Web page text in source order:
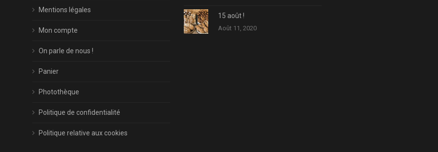
Mentions légales
Mon compte
On parle de nous !
Panier
Photothèque
Politique de confidentialité
Politique relative aux cookies
15 août !
Août 11, 2020